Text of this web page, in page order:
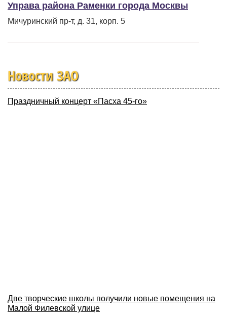
Управа района Раменки города Москвы
Мичуринский пр-т, д. 31, корп. 5
Новости ЗАО
Праздничный концерт «Пасха 45-го»
Две творческие школы получили новые помещения на
Малой Филевской улице